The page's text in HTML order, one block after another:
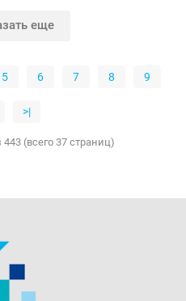
еще
5 6 7 8 9
>|
(всего 37 страниц)